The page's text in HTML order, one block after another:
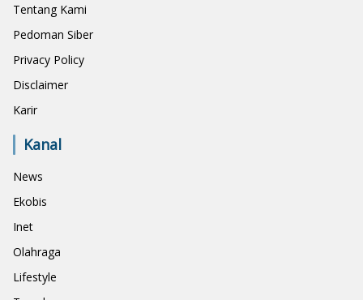
Tentang Kami
Pedoman Siber
Privacy Policy
Disclaimer
Karir
Kanal
News
Ekobis
Inet
Olahraga
Lifestyle